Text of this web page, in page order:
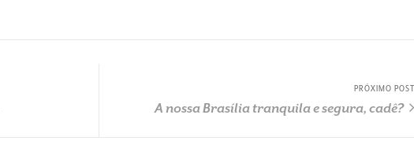
PRÓXIMO POST
A nossa Brasília tranquila e segura, cadê?